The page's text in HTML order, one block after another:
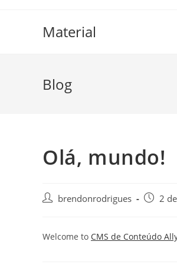
Material
Blog
Olá, mundo!
brendonrodrigues 2
Welcome to CMS de Conteúdo